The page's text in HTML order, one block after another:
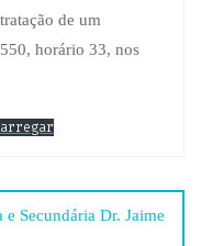
de um
horário 33, nos
Secundária Dr. Jaime